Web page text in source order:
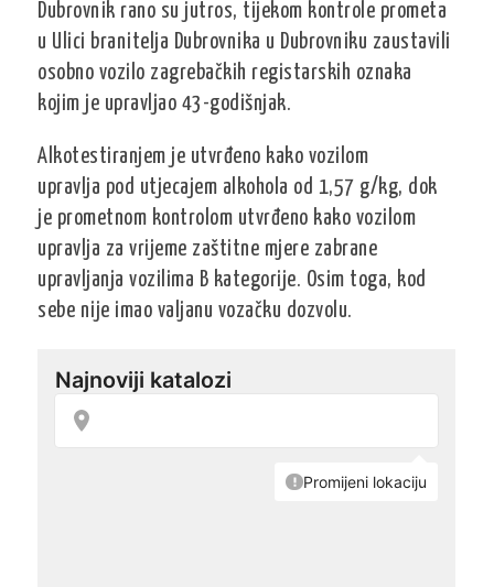
Dubrovnik rano su jutros, tijekom kontrole prometa
u Ulici branitelja Dubrovnika u Dubrovniku zaustavili
osobno vozilo zagrebačkih registarskih oznaka
kojim je upravljao 43-godišnjak.
Alkotestiranjem je utvrđeno kako vozilom
upravlja pod utjecajem alkohola od 1,57 g/kg, dok
je prometnom kontrolom utvrđeno kako vozilom
upravlja za vrijeme zaštitne mjere zabrane
upravljanja vozilima B kategorije. Osim toga, kod
sebe nije imao valjanu vozačku dozvolu.